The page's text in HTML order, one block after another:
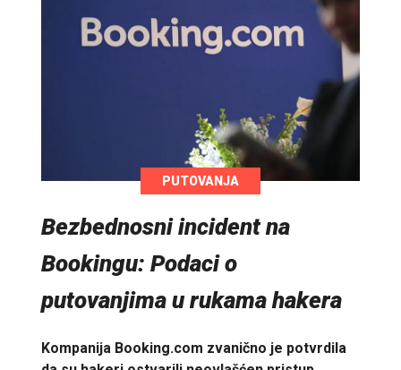
PUTOVANJA
Bezbednosni incident na
Bookingu: Podaci o
putovanjima u rukama hakera
Kompanija Booking.com zvanično je potvrdila